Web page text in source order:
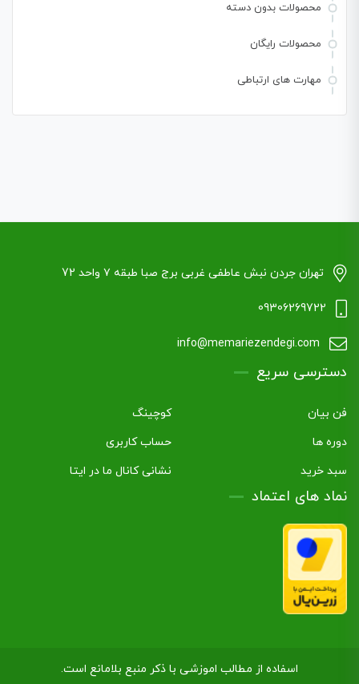
محصولات بدون دسته
محصولات رایگان
مهارت های ارتباطی
تهران جردن نبش عاطفی غربی برج صبا طبقه ۷ واحد 72
09306269722
info@memariezendegi.com
دسترسی سریع
فن بیان
کوچینگ
دوره ها
حساب کاربری
سبد خرید
نشانی کانال ما در ایتا
نماد های اعتماد
اسفاده از مطالب اموزشی با ذکر منبع بلامانع است.